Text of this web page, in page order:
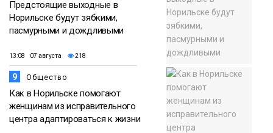
Предстоящие выходные в
Норильске будут зябкими,
пасмурными и дождливыми
13:08 07 августа 218
9 Общество
Как в Норильске помогают
женщинам из исправительного
центра адаптироваться к жизни